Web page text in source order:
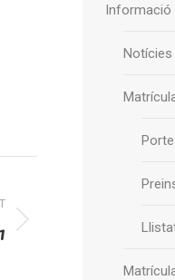
Informació
Notícies